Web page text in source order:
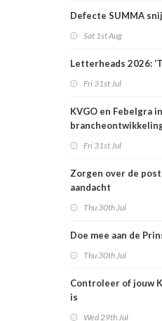
Defecte SUMMA
Sat 1st Aug
Letterheads 2026:
Fri 31st Jul
KVGO en Febelgra
Fri 31st Jul
Zorgen over de
aandacht
Thu 30th Jul
Doe mee aan de
Thu 30th Jul
Controleer of jouw
is
Wed 29th Jul